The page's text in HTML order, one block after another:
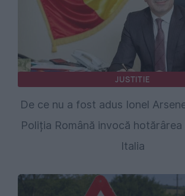
JUSTITIE
De ce nu a fost adus Ionel
Poliția Română invocă
Italia